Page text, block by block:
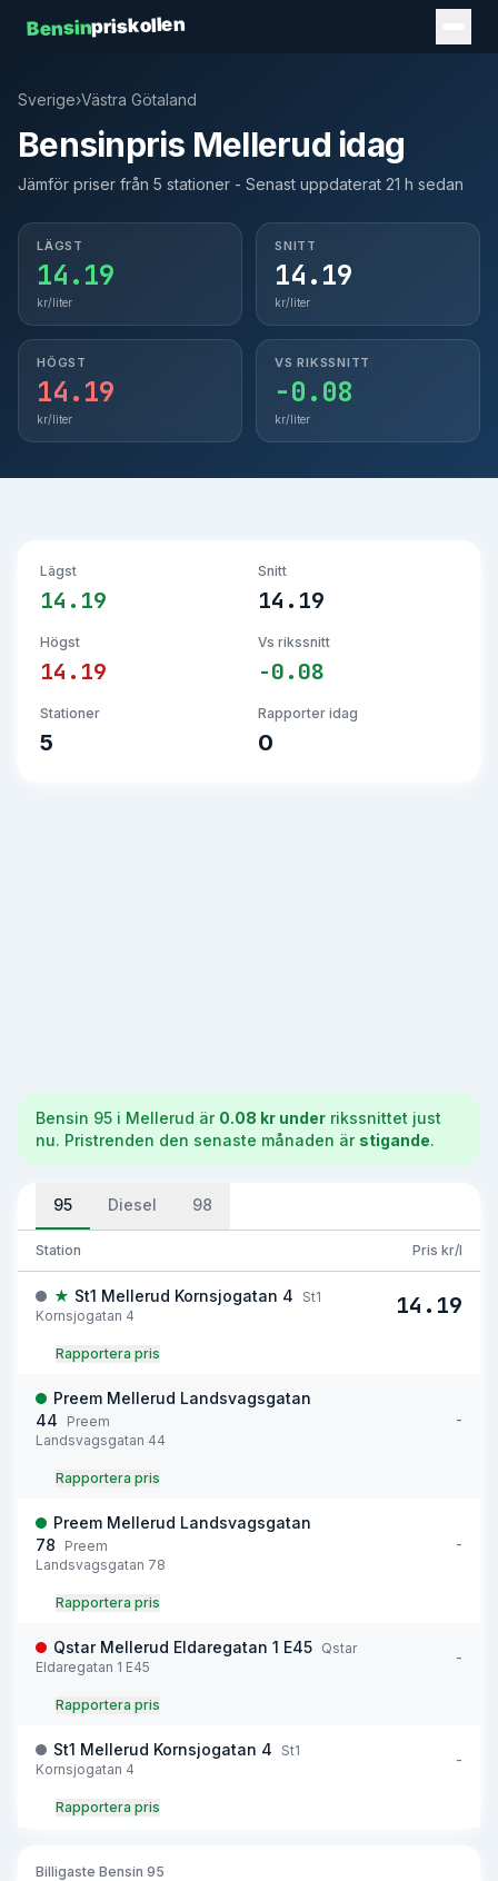
Bensinpriskollen
Sverige›Västra Götaland
Bensinpris Mellerud idag
Jämför priser från 5 stationer - Senast uppdaterat 21 h sedan
LÄGST
14.19
kr/liter
SNITT
14.19
kr/liter
HÖGST
14.19
kr/liter
VS RIKSSNITT
-0.08
kr/liter
Lägst
14.19
Snitt
14.19
Högst
14.19
Vs rikssnitt
-0.08
Stationer
5
Rapporter idag
0
Bensin 95 i Mellerud är 0.08 kr under rikssnittet just
nu. Pristrenden den senaste månaden är stigande.
95 Diesel 98
Station Pris kr/l
★ St1 Mellerud Kornsjogatan 4
St1
Kornsjogatan 4
14.19
Rapportera pris
Preem Mellerud Landsvagsgatan
44
Preem
Landsvagsgatan 44
-
Rapportera pris
Preem Mellerud Landsvagsgatan
78
Preem
Landsvagsgatan 78
-
Rapportera pris
Qstar Mellerud Eldaregatan 1 E45 Qstar
Eldaregatan 1 E45
-
Rapportera pris
St1 Mellerud Kornsjogatan 4
St1
Kornsjogatan 4
-
Rapportera pris
Billigaste Bensin 95